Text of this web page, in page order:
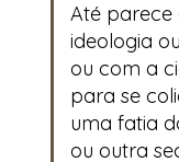
Até parece
ideologia
ou com a
para se
uma fatia
ou outra